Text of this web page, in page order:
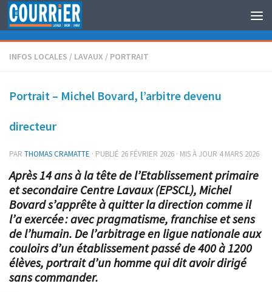
Au dessous du contenu
INFOS LOCALES / LAVAUX / PORTRAIT
Portrait – Michel Bovard, l’arbitre devenu
directeur
PAR THOMAS CRAMATTE · PUBLIÉ 26 FÉVRIER 2026 · MIS À JOUR 4 MARS 2026
Après 14 ans à la tête de l’Etablissement primaire
et secondaire Centre Lavaux (EPSCL), Michel
Bovard s’apprête à quitter la direction comme il
l’a exercée : avec pragmatisme, franchise et sens
de l’humain. De l’arbitrage en ligue nationale aux
couloirs d’un établissement passé de 400 à 1200
élèves, portrait d’un homme qui dit avoir dirigé
sans commander.